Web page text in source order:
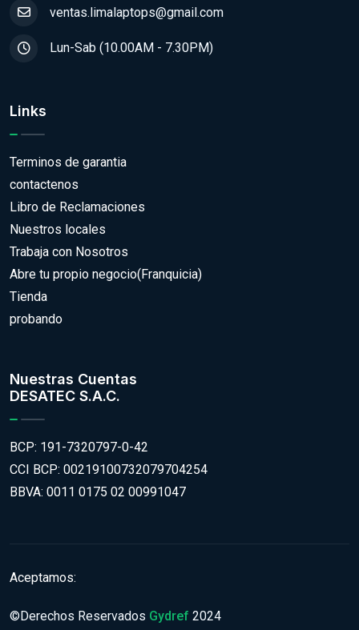
ventas.limalaptops@gmail.com
Lun-Sab (10.00AM - 7.30PM)
Links
Terminos de garantia
contactenos
Libro de Reclamaciones
Nuestros locales
Trabaja con Nosotros
Abre tu propio negocio(Franquicia)
Tienda
probando
Nuestras Cuentas
DESATEC S.A.C.
BCP: 191-7320797-0-42
CCI BCP: 00219100732079704254
BBVA: 0011 0175 02 00991047
Aceptamos:
©Derechos Reservados Gydref 2024